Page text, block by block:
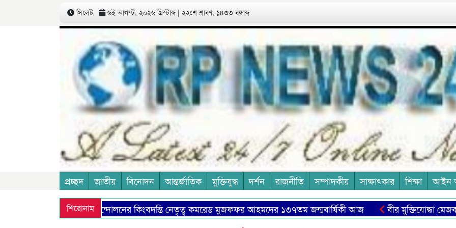
সিলেট ৬ই আগস্ট, ২০২৬ খ্রিস্টাব্দ | ২২শে শ্রাবণ, ১৪৩৩ বঙ্গাব্দ
প্রচ্ছদ জাতীয় বিনোদন আন্তর্জাতিক মুক্তিযুদ্ধ দর্শন রাজনীতি সম্পাদকীয় সাক্ষাৎকার শিক্ষা আইন
শিরোনাম
কমিউনিষ্ট আন্দোলনের কিংবদন্তি নেতৃত্ব কমরেড মুজফ্ফর আহমদের ১৩৭তম জন্মবার্ষিকী আজ বীর মুক্তিযোদ্ধা